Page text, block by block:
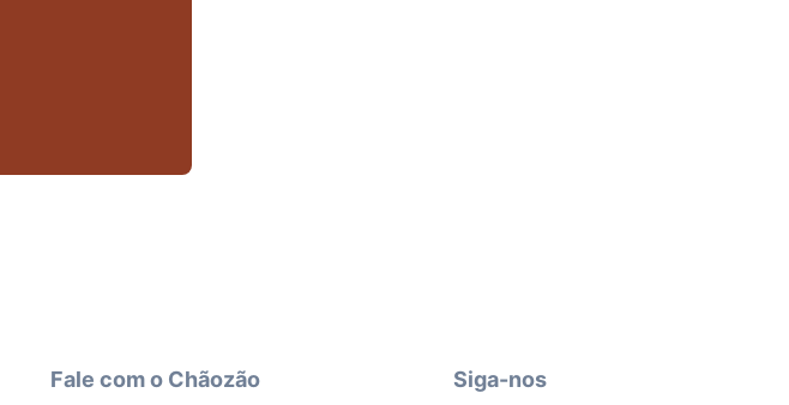
Fale com o Chãozão Siga-nos